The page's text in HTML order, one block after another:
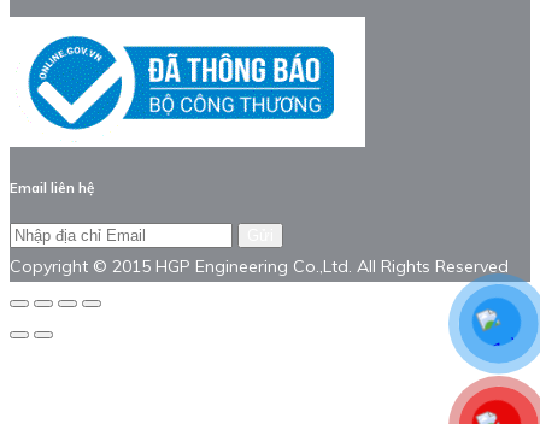
Email liên hệ
Copyright © 2015 HGP Engineering Co.,Ltd. All Rights Reserved